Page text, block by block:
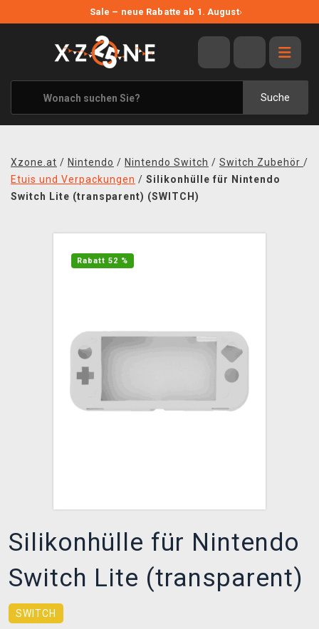
Sale – neue Rabatte ab 1. August›
Suche
ANGEBOTE
ALLE MARKEN
XZONE ORIGINALS
KLEIDUNG & ACCESSOIRES
BÜCHER & COMICS
XZONE CLUB
Xzone.at / Nintendo / Nintendo Switch / Switch Zubehör /
Etuis und Verpackungen / Silikonhülle für Nintendo
Switch Lite (transparent) (SWITCH)
Rabatt 52 %
Silikonhülle für Nintendo
Switch Lite (transparent)
SWITCH